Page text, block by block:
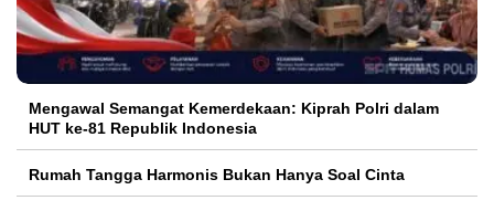
Mengawal Semangat Kemerdekaan: Kiprah Polri dalam
HUT ke-81 Republik Indonesia
Rumah Tangga Harmonis Bukan Hanya Soal Cinta